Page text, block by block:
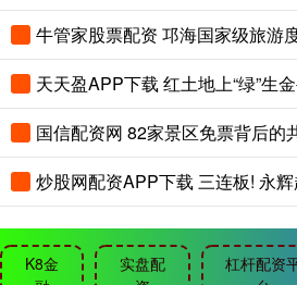
牛管家股票配资 邛海国家级旅游
国信配资网 82家景区免票背后的
炒股网配资APP下载 三连板! 永
K8金
实盘配
杠杆配资